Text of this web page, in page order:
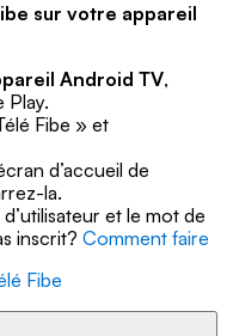
sur votre appareil
Android TV,
Play.
Fibe » et
d’accueil de
la.
et le mot de
inscrit? Comment faire
Fibe